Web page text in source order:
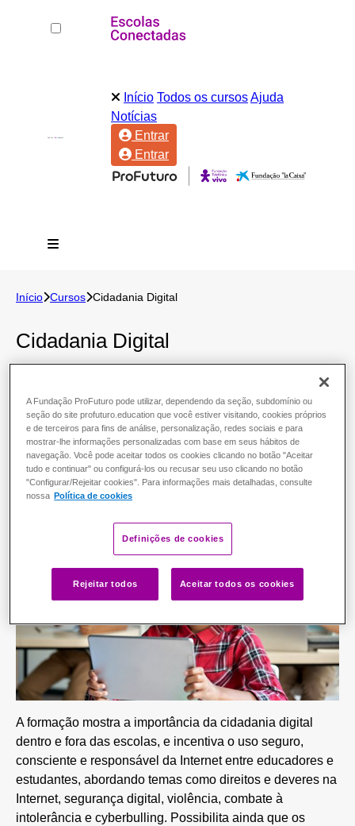
Início Todos os cursosAjuda
Notícias
Entrar
Entrar
Início Cursos Cidadania Digital
Cidadania Digital
As inscrições encerram em: 0 0
DIAS
0:
HORAS
0
MINUTOS
A formação mostra a importância da cidadania digital
dentro e fora das escolas, e incentiva o uso seguro,
consciente e responsável da Internet entre educadores e
estudantes, abordando temas como direitos e deveres na
Internet, segurança digital, violência, combate à
intolerância e cyberbulling. Possibilita ainda que os
A Fundação ProFuturo pode utilizar, dependendo da seção, subdomínio ou
seção do site profuturo.education que você estiver visitando, cookies próprios
e de terceiros para fins de análise, personalização, redes sociais e para
mostrar-lhe informações personalizadas com base em seus hábitos de
navegação. Você pode aceitar todos os cookies clicando no botão "Aceitar
tudo e continuar" ou configurá-los ou recusar seu uso clicando no botão
"Configurar/Rejeitar cookies". Para informações mais detalhadas, consulte
nossa Política de cookies
Definições de cookies
Rejeitar todos Aceitar todos os cookies